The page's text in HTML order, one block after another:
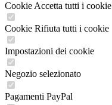
Cookie Accetta tutti i cookie
Cookie Rifiuta tutti i cookie
Impostazioni dei cookie
Negozio selezionato
Pagamenti PayPal